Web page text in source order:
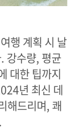
행 계획 시 날
강수량, 평균
대한 팁까지
년 최신 데
해드리며, 쾌